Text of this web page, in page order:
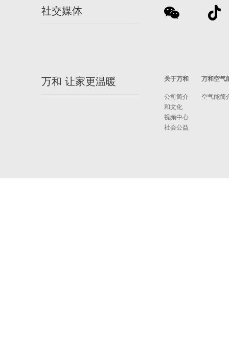
社交媒体
万和 让家更温暖 关于万和
公司简介
和文化
视频中心
社会公益
万和空气
空气能简